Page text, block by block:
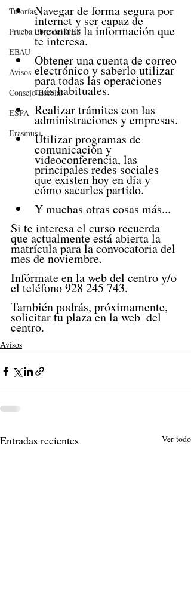
Tutorías
Prueba libre del GES
EBAU
Avisos
Consejo Escolar
ESPA
Erasmus+
Navegar de forma segura por
internet y ser capaz de
encontrar la información que
te interesa.
Obtener una cuenta de correo
electrónico y saberlo utilizar
para todas las operaciones
más habituales.
Realizar trámites con las
administraciones y empresas.
Utilizar programas de
comunicación y
videoconferencia, las
principales redes sociales
que existen hoy en día y
cómo sacarles partido.
Y muchas otras cosas más...
Si te interesa el curso recuerda
que actualmente está abierta la
matrícula para la convocatoria del
mes de noviembre.
Infórmate en la web del centro y/o
el teléfono 928 245 743.
También podrás, próximamente,
solicitar tu plaza en la web  del
centro.
Avisos
Entradas recientes Ver todo